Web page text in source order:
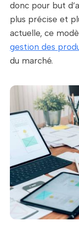
donc pour but
plus précise et
actuelle, ce
gestion des
du marché.